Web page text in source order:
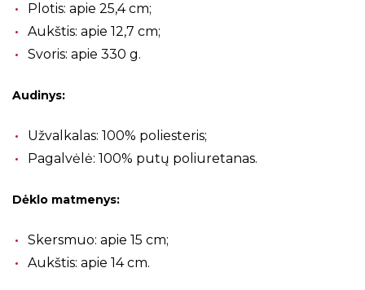
Plotis: apie 25,4 cm;
Aukštis: apie 12,7 cm;
Svoris: apie 330 g.
Audinys:
Užvalkalas: 100% poliesteris;
Pagalvėlė: 100% putų poliuretanas.
Dėklo matmenys:
Skersmuo: apie 15 cm;
Aukštis: apie 14 cm.